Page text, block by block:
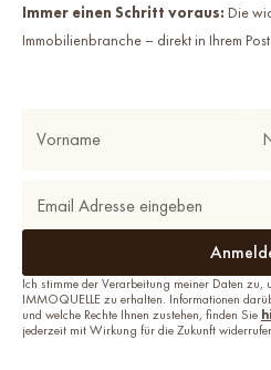
Immer einen Schritt voraus: Die
Immobilienbranche – direkt in Ihrem
Ich stimme der Verarbeitung meiner Daten zu,
IMMOQUELLE zu erhalten. Informationen
und welche Rechte Ihnen zustehen, finden Sie
jederzeit mit Wirkung für die Zukunft